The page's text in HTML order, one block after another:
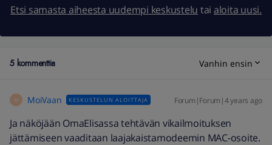
Etsi samasta aiheesta uudempi keskustelu tai aloita uusi.
5 kommenttia Vanhin ensin
M MoiVaan KESKUSTELUN ALOITTAJA Forum|Forum|4 years ago
Ja näköjään OmaElisassa tehtävän vikailmoituksen
jättämiseen vaaditaan laajakaistamodeemin MAC-osoite.